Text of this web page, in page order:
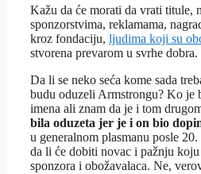
Kažu da će morati da vrati titule,
sponzorstvima, reklamama,
kroz fondaciju, ljudima koji su
stvorena prevarom u svrhe dobra.
Da li se neko seća kome sada
budu oduzeli Armstrongu? Ko je
imena ali znam da je i tom
bila oduzeta jer je i on bio
u generalnom plasmanu posle
da li će dobiti novac i pažnju
sponzora i obožavalaca. Ne,